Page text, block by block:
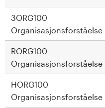
3ORG100
Organisasjonsforståelse
RORG100
Organisasjonsforståelse
HORG100
Organisasjonsforståelse